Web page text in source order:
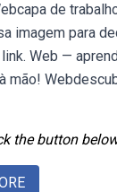
de
imagem para
Web —
the button